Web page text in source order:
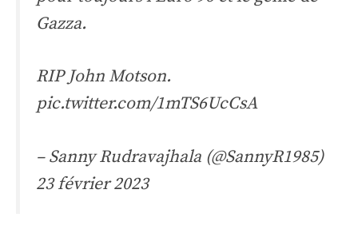
Gazza.
RIP John Motson.
pic.twitter.com/1mTS6UcCsA
– Sanny Rudravajhala (@SannyR1985)
23 février 2023